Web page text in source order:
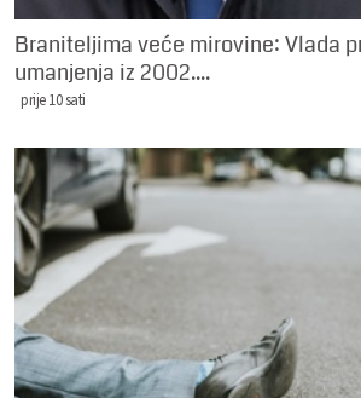
Braniteljima veće mirovine: Vlada
umanjenja iz 2002....
prije 10 sati